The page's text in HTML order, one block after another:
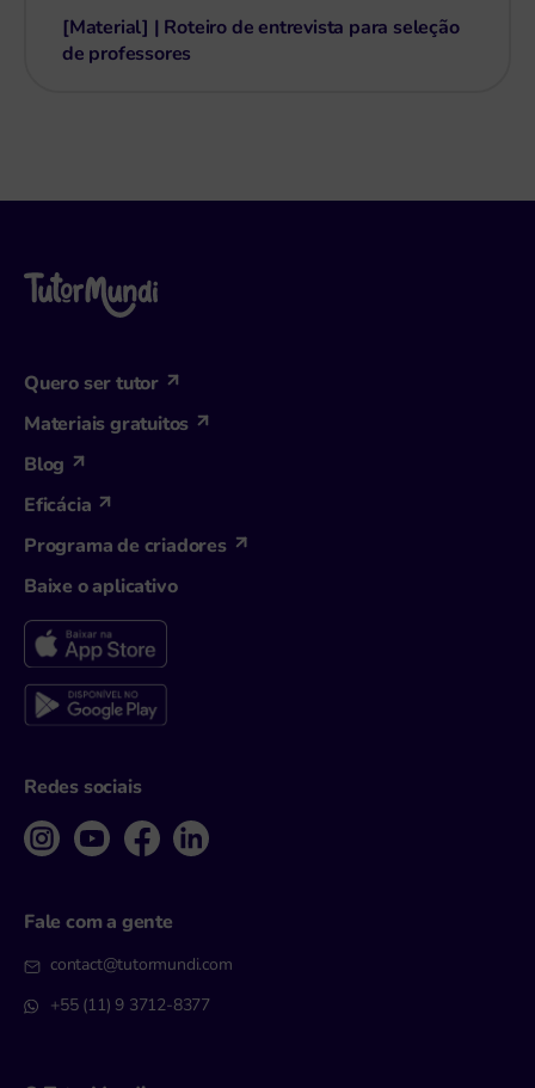
[Material] | Roteiro de entrevista para seleção
de professores
Quero ser tutor
Materiais gratuitos
Blog
Eficácia
Programa de criadores
Baixe o aplicativo
Redes sociais
Fale com a gente
contact@tutormundi.com
+55 (11) 9 3712-8377